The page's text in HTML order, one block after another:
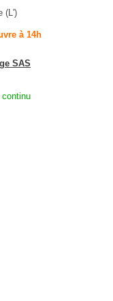
(L')
à 14h
SAS